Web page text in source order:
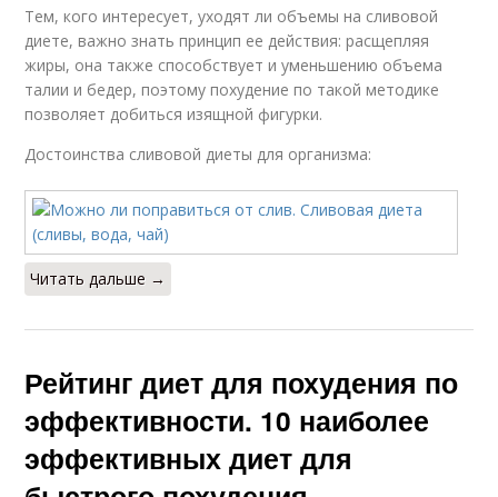
Тем, кого интересует, уходят ли объемы на сливовой
диете, важно знать принцип ее действия: расщепляя
жиры, она также способствует и уменьшению объема
талии и бедер, поэтому похудение по такой методике
позволяет добиться изящной фигурки.
Достоинства сливовой диеты для организма:
Читать дальше →
Рейтинг диет для похудения по
эффективности. 10 наиболее
эффективных диет для